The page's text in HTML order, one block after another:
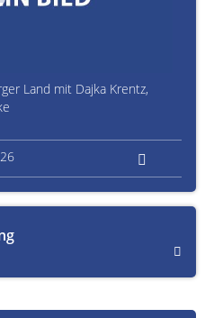
Land mit Dajka Krentz,